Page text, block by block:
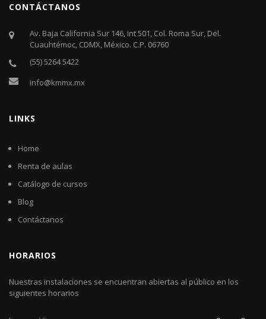
CONTÁCTANOS
Av. Baja California Sur 146, int 501, Col. Roma Sur, Del.
Cuauhtémoc, CDMX, México. C.P. 06760​
(55) 5264 5422
info@kmmx.mx
LINKS
Home
Renta de aulas
Catálogo de cursos
Blog
Contáctanos
HORARIOS
Nuestras instalaciones se encuentran abiertas al público en los
siguientes horarios